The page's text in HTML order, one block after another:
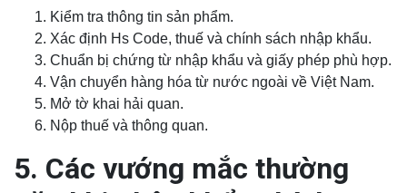
Kiểm tra thông tin sản phẩm.
Xác định Hs Code, thuế và chính sách nhập khẩu.
Chuẩn bị chứng từ nhập khẩu và giấy phép phù hợp.
Vận chuyển hàng hóa từ nước ngoài về Việt Nam.
Mở tờ khai hải quan.
Nộp thuế và thông quan.
5. Các vướng mắc thường